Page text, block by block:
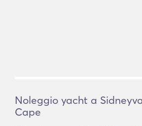
Noleggio yacht a
Cape